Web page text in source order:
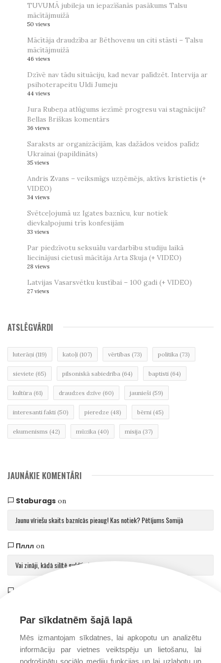
TUVUMĀ jubileja un iepazīšanās pasākums Talsu
mācītājmuižā
50 views
Mācītāja draudzība ar Bēthovenu un citi stāsti – Talsu
mācītājmuižā
46 views
Dzīvē nav tādu situāciju, kad nevar palīdzēt. Intervija ar
psihoterapeitu Uldi Jumeju
44 views
Jura Rubeņa atlūgums iezīmē progresu vai stagnāciju?
Bellas Briškas komentārs
36 views
Saraksts ar organizācijām, kas dažādos veidos palīdz
Ukrainai (papildināts)
35 views
Andris Zvans – veiksmīgs uzņēmējs, aktīvs kristietis (+
VIDEO)
34 views
Svētceļojumā uz Igates baznīcu, kur notiek
dievkalpojumi trīs konfesijām
33 views
Par piedzīvotu seksuālu vardarbību studiju laikā
liecinājusi cietusī mācītāja Arta Skuja (+ VIDEO)
28 views
Latvijas Vasarsvētku kustībai – 100 gadi (+ VIDEO)
27 views
ATSLĒGVĀRDI
luterāņi (119) katoļi (107) vērtības (73) politika (73)
sieviete (65) pilsoniskā sabiedrība (64) baptisti (64)
kultūra (61) draudzes dzīve (60) jaunieši (59)
interesanti fakti (50) pieredze (48) bērni (45)
ekumenisms (42) mūzika (40) misija (37)
JAUNĀKIE KOMENTĀRI
Staburagson
Jaunu vīriešu skaits baznīcās pieaug! Kas notiek? Pētījums Somijā
Пллл on
Vai zināji, kādā silītē guldīja Jēzu?
Par sīkdatnēm šajā lapā
Mēs izmantojam sīkdatnes, lai apkopotu un analizētu
informāciju par vietnes veiktspēju un lietošanu, lai
nodrošinātu sociālo mediju funkcijas un lai uzlabotu un